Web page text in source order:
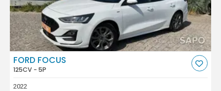
FORD FOCUS
125CV - 5P
2022